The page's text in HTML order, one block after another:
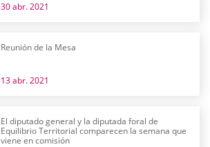
30 abr. 2021
Reunión de la Mesa
13 abr. 2021
El diputado general y la diputada foral de
Equilibrio Territorial comparecen la semana que
viene en comisión